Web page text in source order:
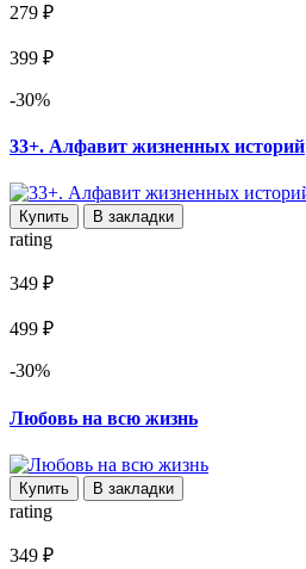
279 ₽
399 ₽
-30%
33+. Алфавит жизненных историй
Купить В закладки
rating
349 ₽
499 ₽
-30%
Любовь на всю жизнь
Купить В закладки
rating
349 ₽